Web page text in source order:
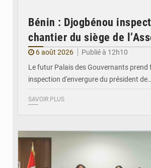
Bénin : Djogbénou
chantier du siège de
6 août 2026
Publié à 12h10
Le futur Palais des Gouvernants prend
inspection d'envergure du président de…
SAVOIR PLUS